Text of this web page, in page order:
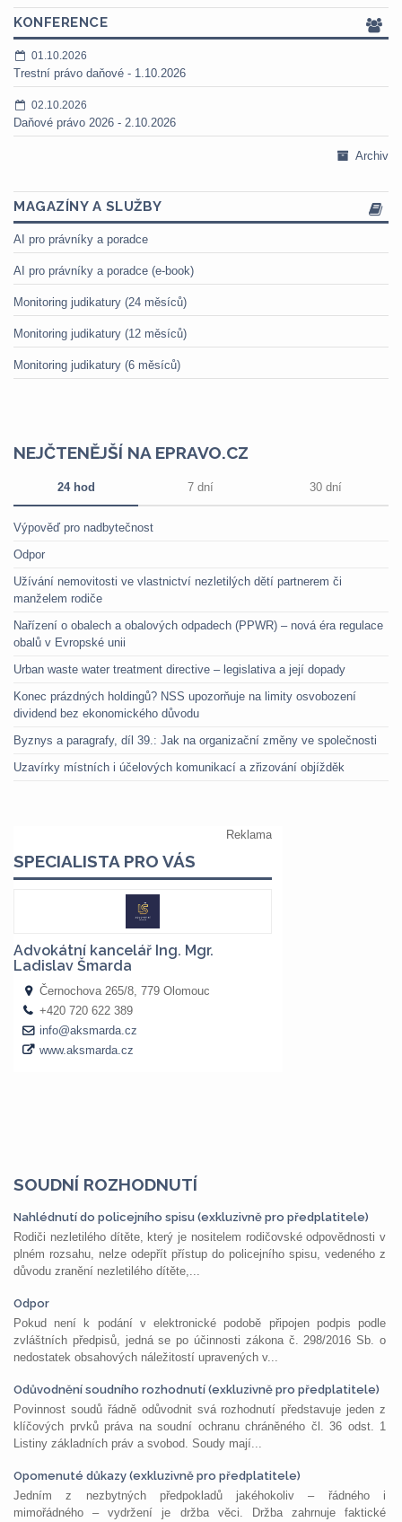
KONFERENCE
01.10.2026
Trestní právo daňové - 1.10.2026
02.10.2026
Daňové právo 2026 - 2.10.2026
Archiv
MAGAZÍNY A SLUŽBY
AI pro právníky a poradce
AI pro právníky a poradce (e-book)
Monitoring judikatury (24 měsíců)
Monitoring judikatury (12 měsíců)
Monitoring judikatury (6 měsíců)
NEJČTENĚJŠÍ NA EPRAVO.CZ
24 hod 7 dní 30 dní
Výpověď pro nadbytečnost
Odpor
Užívání nemovitosti ve vlastnictví nezletilých dětí partnerem či
manželem rodiče
Nařízení o obalech a obalových odpadech (PPWR) – nová éra regulace
obalů v Evropské unii
Urban waste water treatment directive – legislativa a její dopady
Konec prázdných holdingů? NSS upozorňuje na limity osvobození
dividend bez ekonomického důvodu
Byznys a paragrafy, díl 39.: Jak na organizační změny ve společnosti
Uzavírky místních i účelových komunikací a zřizování objížděk
SOUDNÍ ROZHODNUTÍ
Nahlédnutí do policejního spisu (exkluzivně pro předplatitele)
Rodiči nezletilého dítěte, který je nositelem rodičovské odpovědnosti v
plném rozsahu, nelze odepřít přístup do policejního spisu, vedeného z
důvodu zranění nezletilého dítěte,...
Odpor
Pokud není k podání v elektronické podobě připojen podpis podle
zvláštních předpisů, jedná se po účinnosti zákona č. 298/2016 Sb. o
nedostatek obsahových náležitostí upravených v...
Odůvodnění soudního rozhodnutí (exkluzivně pro předplatitele)
Povinnost soudů řádně odůvodnit svá rozhodnutí představuje jeden z
klíčových prvků práva na soudní ochranu chráněného čl. 36 odst. 1
Listiny základních práv a svobod. Soudy mají...
Opomenuté důkazy (exkluzivně pro předplatitele)
Jedním z nezbytných předpokladů jakéhokoliv – řádného i
mimořádného – vydržení je držba věci. Držba zahrnuje faktické